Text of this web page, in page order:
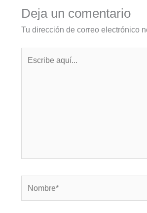
Deja un comentario
Tu dirección de correo electrónico
aquí...